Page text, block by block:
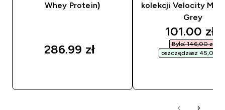
Whey Protein)
286.99 zł‎
kolekcji Velocity MP
Grey
101.00 zł‎
Było: 146,00 zł‎
oszczędzasz 45,00 zł‎